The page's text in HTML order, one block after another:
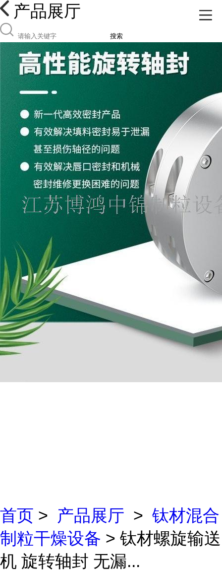
产品展厅
搜索
首页 > 产品展厅 > 钛材混合
制粒干燥设备 > 钛材螺旋输送
机 旋转轴封 无漏...